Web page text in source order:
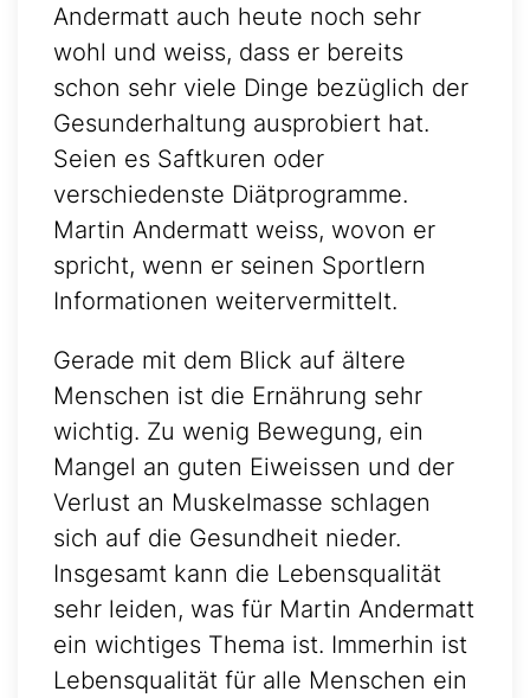
Andermatt auch heute noch sehr
wohl und weiss, dass er bereits
schon sehr viele Dinge bezüglich der
Gesunderhaltung ausprobiert hat.
Seien es Saftkuren oder
verschiedenste Diätprogramme.
Martin Andermatt weiss, wovon er
spricht, wenn er seinen Sportlern
Informationen weitervermittelt.
Gerade mit dem Blick auf ältere
Menschen ist die Ernährung sehr
wichtig. Zu wenig Bewegung, ein
Mangel an guten Eiweissen und der
Verlust an Muskelmasse schlagen
sich auf die Gesundheit nieder.
Insgesamt kann die Lebensqualität
sehr leiden, was für Martin Andermatt
ein wichtiges Thema ist. Immerhin ist
Lebensqualität für alle Menschen ein